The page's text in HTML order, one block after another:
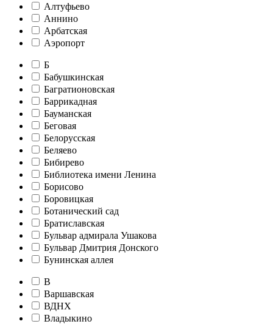
Алтуфьево
Аннино
Арбатская
Аэропорт
Б
Бабушкинская
Багратионовская
Баррикадная
Бауманская
Беговая
Белорусская
Беляево
Бибирево
Библиотека имени Ленина
Борисово
Боровицкая
Ботанический сад
Братиславская
Бульвар адмирала Ушакова
Бульвар Дмитрия Донского
Бунинская аллея
В
Варшавская
ВДНХ
Владыкино